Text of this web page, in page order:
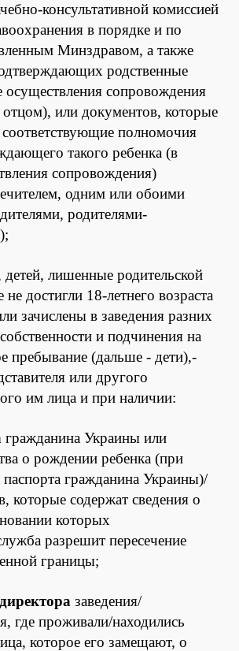
консультативной комиссией
в порядке и по
Минздравом, а также
родственные
осуществления сопровождения
или документов, которые
полномочия
такого ребенка (в
сопровождения)
одним или обоими
родителями-
детей, лишенные родительской
достигли 18-летнего возраста
зачислены в заведения разних
и подчинения на
пребывание (дальше - дети),-
или другого
им лица и при наличии:
гражданина Украины или
о рождении ребенка (при
паспорта гражданина Украины)/
которые содержат сведения о
которых
разрешит пересечение
границы;
заведения/
где проживали/находились
которое его замещают, о